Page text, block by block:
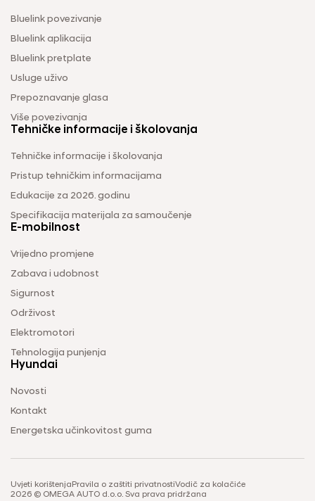
Bluelink povezivanje
Bluelink aplikacija
Bluelink pretplate
Usluge uživo
Prepoznavanje glasa
Više povezivanja
Tehničke informacije i školovanja
Tehničke informacije i školovanja
Pristup tehničkim informacijama
Edukacije za 2026. godinu
Specifikacija materijala za samoučenje
E-mobilnost
Vrijedno promjene
Zabava i udobnost
Sigurnost
Održivost
Elektromotori
Tehnologija punjenja
Hyundai
Novosti
Kontakt
Energetska učinkovitost guma
Uvjeti korištenja Pravila o zaštiti privatnostiVodič za kolačiće
2026 © OMEGA AUTO d.o.o. Sva prava pridržana